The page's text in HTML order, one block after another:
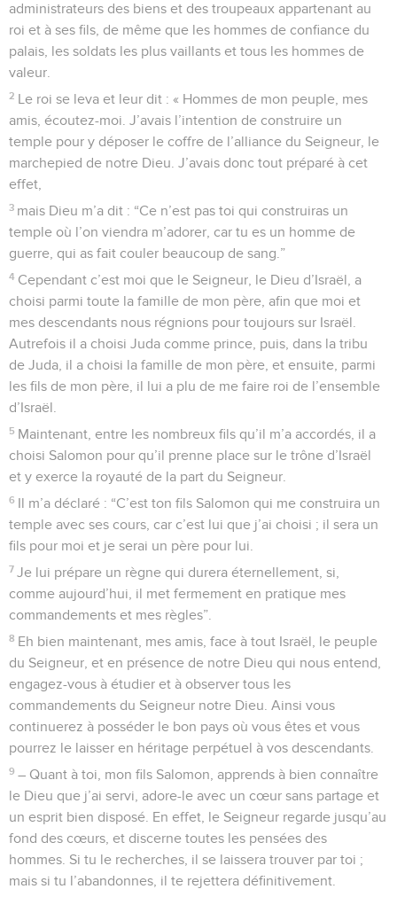
administrateurs des biens et des troupeaux appartenant au
roi et à ses fils, de même que les hommes de confiance du
palais, les soldats les plus vaillants et tous les hommes de
valeur.
2 Le roi se leva et leur dit : « Hommes de mon peuple, mes
amis, écoutez-moi. J’avais l’intention de construire un
temple pour y déposer le coffre de l’alliance du Seigneur, le
marchepied de notre Dieu. J’avais donc tout préparé à cet
effet,
3 mais Dieu m’a dit : “Ce n’est pas toi qui construiras un
temple où l’on viendra m’adorer, car tu es un homme de
guerre, qui as fait couler beaucoup de sang.”
4 Cependant c’est moi que le Seigneur, le Dieu d’Israël, a
choisi parmi toute la famille de mon père, afin que moi et
mes descendants nous régnions pour toujours sur Israël.
Autrefois il a choisi Juda comme prince, puis, dans la tribu
de Juda, il a choisi la famille de mon père, et ensuite, parmi
les fils de mon père, il lui a plu de me faire roi de l’ensemble
d’Israël.
5 Maintenant, entre les nombreux fils qu’il m’a accordés, il a
choisi Salomon pour qu’il prenne place sur le trône d’Israël
et y exerce la royauté de la part du Seigneur.
6 Il m’a déclaré : “C’est ton fils Salomon qui me construira un
temple avec ses cours, car c’est lui que j’ai choisi ; il sera un
fils pour moi et je serai un père pour lui.
7 Je lui prépare un règne qui durera éternellement, si,
comme aujourd’hui, il met fermement en pratique mes
commandements et mes règles”.
8 Eh bien maintenant, mes amis, face à tout Israël, le peuple
du Seigneur, et en présence de notre Dieu qui nous entend,
engagez-vous à étudier et à observer tous les
commandements du Seigneur notre Dieu. Ainsi vous
continuerez à posséder le bon pays où vous êtes et vous
pourrez le laisser en héritage perpétuel à vos descendants.
9 – Quant à toi, mon fils Salomon, apprends à bien connaître
le Dieu que j’ai servi, adore-le avec un cœur sans partage et
un esprit bien disposé. En effet, le Seigneur regarde jusqu’au
fond des cœurs, et discerne toutes les pensées des
hommes. Si tu le recherches, il se laissera trouver par toi ;
mais si tu l’abandonnes, il te rejettera définitivement.